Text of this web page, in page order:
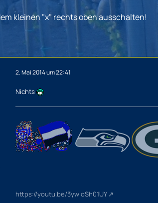
kleinen "x" rechts oben ausschalten!
2. Mai 2014 um 22:41
Nichts
https://youtu.be/3ywloSh01UY